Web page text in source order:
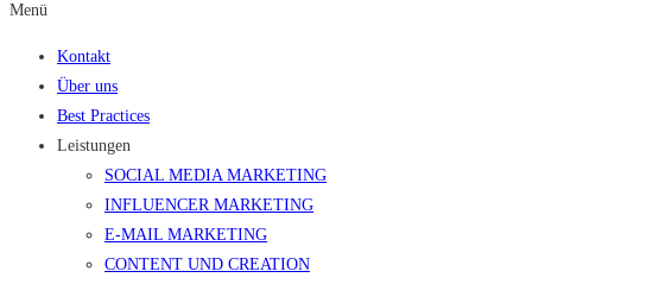
Menü
Kontakt
Über uns
Best Practices
Leistungen
SOCIAL MEDIA MARKETING
INFLUENCER MARKETING
E-MAIL MARKETING
CONTENT UND CREATION